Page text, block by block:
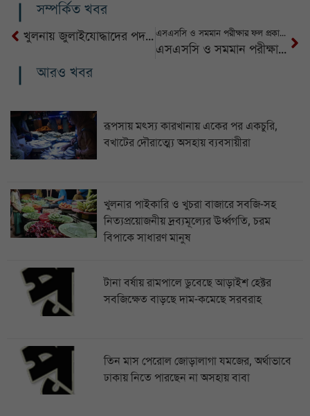
সম্পর্কিত খবর
খুলনায় জুলাইযোদ্ধাদের পদযাত্রা: চেতনার জাগরণে সরব তরুণ প্রজন্ম এসএসসি ও সমমান পরীক্ষার ফল প্রকাশ: পাসের হার কম, জিপিএ-৫ পেয়েছে ১.৩৯ লাখ শিক্ষার্থী
এসএসসি ও সমমান পরীক্ষায় শতভাগ পাস ৯৮৪টি প্রতিষ্ঠানে, একজনও পাস করেনি ১৩৪টিতে
আরও খবর
রূপসায় মৎস্য কারখানায় একের পর একচুরি,
বখাটের দৌরাত্ম্যে অসহায় ব্যবসায়ীরা
খুলনার পাইকারি ও খুচরা বাজারে সবজি-সহ
নিত্যপ্রয়োজনীয় দ্রব্যমূল্যের ঊর্ধ্বগতি, চরম
বিপাকে সাধারণ মানুষ
টানা বর্ষায় রামপালে ডুবেছে আড়াইশ হেক্টর
সবজিক্ষেত বাড়ছে দাম-কমেছে সরবরাহ
তিন মাস পেরোল জোড়ালাগা যমজের, অর্থাভাবে
ঢাকায় নিতে পারছেন না অসহায় বাবা